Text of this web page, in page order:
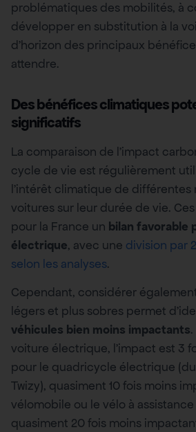
problématiques des mobilités, à
développer en substitution à la
d’horizon des principaux
attendre.
Des bénéfices climatiques
significatifs
La comparaison de l’impact
cycle de vie est régulièrement
l’intérêt climatique de différentes
voitures sur leur durée de vie.
pour la France un bilan favorable
électrique, avec une division par
selon les analyses.
Cependant, considérer
légers et plus sobres permet
véhicules bien moins impactants
voiture électrique, l’impact est 3
pour le quadricycle électrique
Twizy), quasiment 10 fois moins
vélomobile ou le vélo à
quasiment 20 fois moins